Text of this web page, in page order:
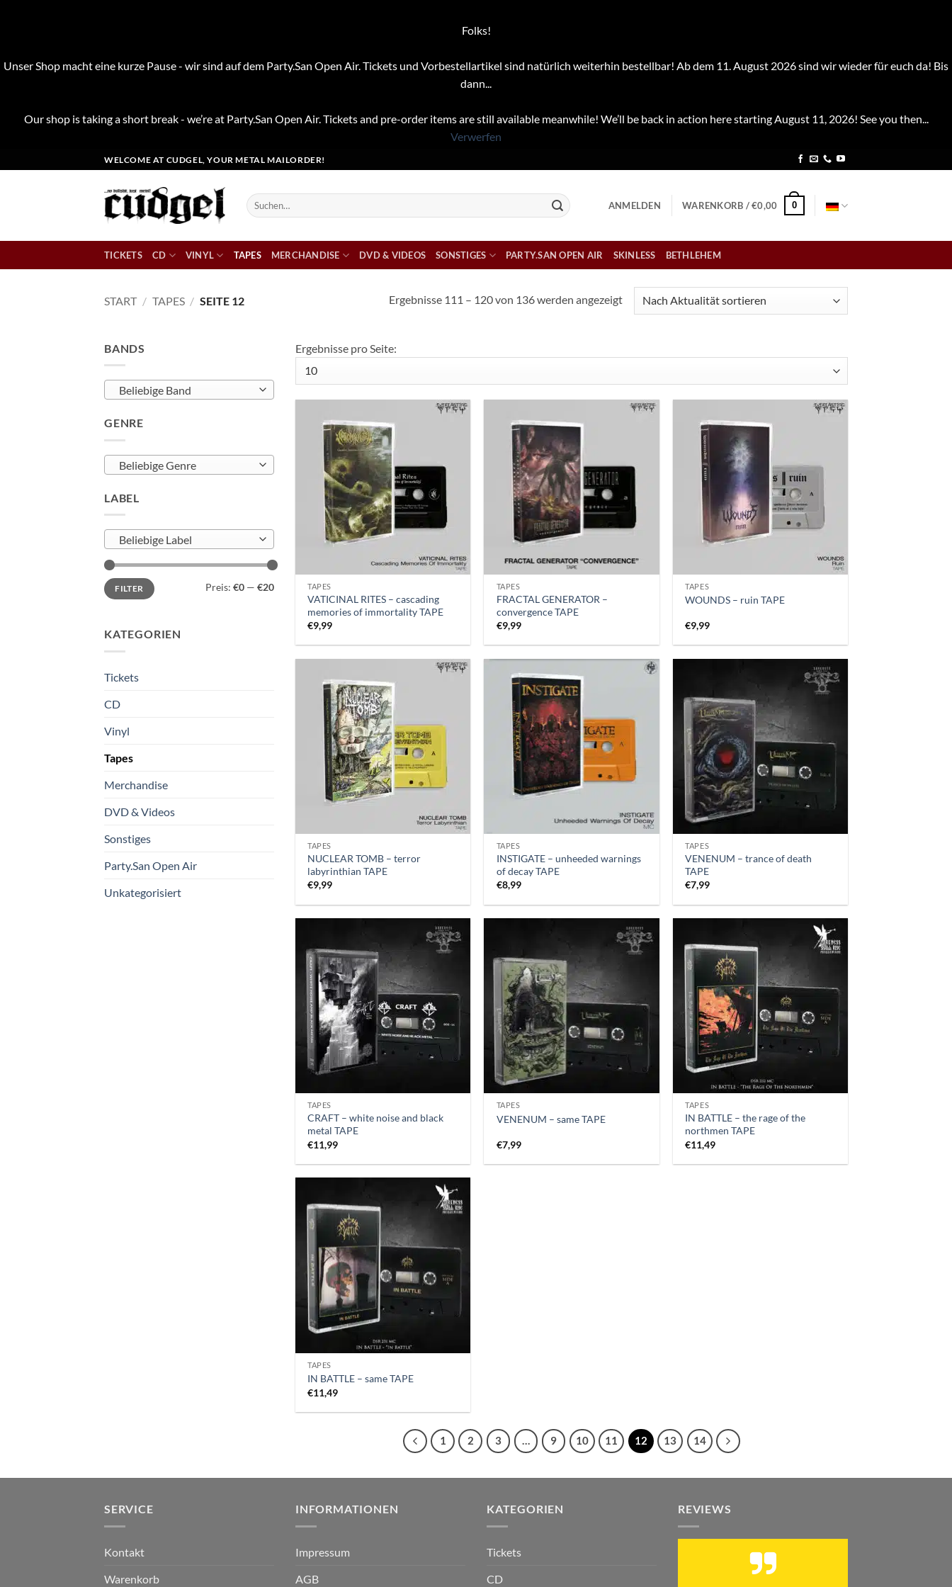
Folks!
Unser Shop macht eine kurze Pause - wir sind auf dem Party.San Open Air. Tickets und Vorbestellartikel sind natürlich weiterhin bestellbar! Ab dem 11. August 2026 sind wir wieder für euch da! Bis
dann...
Our shop is taking a short break - we’re at Party.San Open Air. Tickets and pre-order items are still available meanwhile! We’ll be back in action here starting August 11, 2026! See you then...
Verwerfen
Inhalt
WELCOME AT CUDGEL, YOUR METAL MAILORDER!
Suchen
nach:
ANMELDEN WARENKORB /€0,00 0
TICKETS CD VINYL TAPES MERCHANDISE DVD & VIDEOS SONSTIGES PARTY.SAN OPEN AIR SKINLESS BETHLEHEM
START / TAPES / SEITE 12 Ergebnisse 111 – 120 von 136 werden angezeigtNach
Aktualität
BANDS
Beliebige Band
GENRE
Beliebige Genre
LABEL
Beliebige Label
Min.
Preis
Max.
PreisFILTER Preis: €0 — €20
KATEGORIEN
Tickets
CD
Vinyl
Tapes
Merchandise
DVD & Videos
Sonstiges
Party.San Open Air
Unkategorisiert
Ergebnisse pro Seite:
TAPES
VATICINAL RITES – cascading
memories of immortality TAPE
€9,99
TAPES
FRACTAL GENERATOR –
convergence TAPE
€9,99
TAPES
WOUNDS – ruin TAPE
€9,99
TAPES
NUCLEAR TOMB – terror
labyrinthian TAPE
€9,99
TAPES
INSTIGATE – unheeded warnings
of decay TAPE
€8,99
TAPES
VENENUM – trance of death
TAPE
€7,99
TAPES
CRAFT – white noise and black
metal TAPE
€11,99
TAPES
VENENUM – same TAPE
€7,99
TAPES
IN BATTLE – the rage of the
northmen TAPE
€11,49
TAPES
IN BATTLE – same TAPE
€11,49
1 2 3 … 9 10 11 12 13 14
SERVICE
Kontakt
Warenkorb
INFORMATIONEN
Impressum
AGB
KATEGORIEN
Tickets
CD
REVIEWS